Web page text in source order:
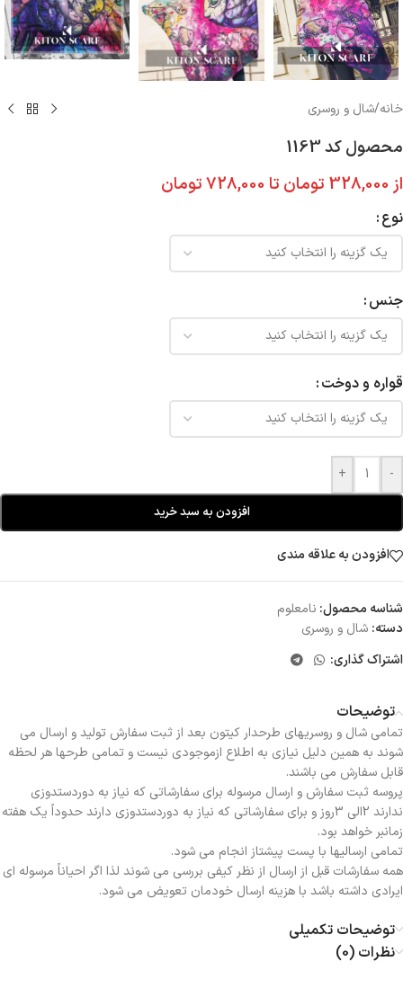
خانه/شال و روسری
محصول کد 1163
از 328,000 تومان تا 728,000تومان
نوع
جنس
قواره و دوخت
-
+
افزودن به سبد خرید
افزودن به علاقه مندی
شناسه محصول: نامعلوم
دسته: شال و روسری
اشتراک گذاری:
توضیحات
تمامی شال و روسریهای طرحدار کیتون بعد از ثبت سفارش تولید و ارسال می
شوند به همین دلیل نیازی به اطلاع ازموجودی نیست و تمامی طرحها هر لحظه
قابل سفارش می باشند.
پروسه ثبت سفارش و ارسال مرسوله برای سفارشاتی که نیاز به دوردستدوزی
ندارند 2الی 3روز و برای سفارشاتی که نیاز به دوردستدوزی دارند حدوداً یک هفته
زمانبر خواهد بود.
تمامی ارسالیها با پست پیشتاز انجام می شود.
همه سفارشات قبل از ارسال از نظر کیفی بررسی می شوند لذا اگر احیاناً مرسوله ای
ایرادی داشته باشد با هزینه ارسال خودمان تعویض می شود.
توضیحات تکمیلی
نظرات (0)